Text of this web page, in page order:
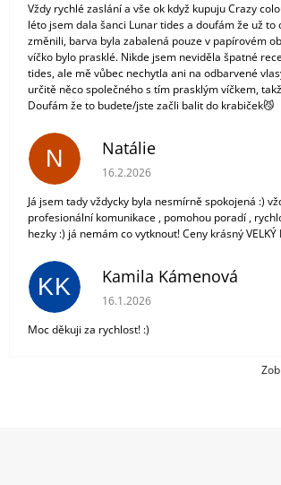
Vždy rychlé zaslání a vše ok když kupuju Crazy
léto jsem dala šanci Lunar tides a doufám že už to
změnili, barva byla zabalená pouze v papírovém
víčko bylo prasklé. Nikde jsem neviděla špatné
tides, ale mě vůbec nechytla ani na odbarvené
určitě něco společného s tím prasklým víčkem,
Doufám že to budete/jste začli balit do krabiček😼
N Natálie
Hodnocení obchodu je 5 z 5
16.2.2026
Já jsem tady vždycky byla nesmírně spokojená :)
profesionální komunikace , pomohou poradí ,
hezky :) já nemám co vytknout! Ceny krásný VELKÝ
KK Kamila Kámenová
Hodnocení obchodu je 5 z 5
16.1.2026
Moc děkuji za rychlost! :)